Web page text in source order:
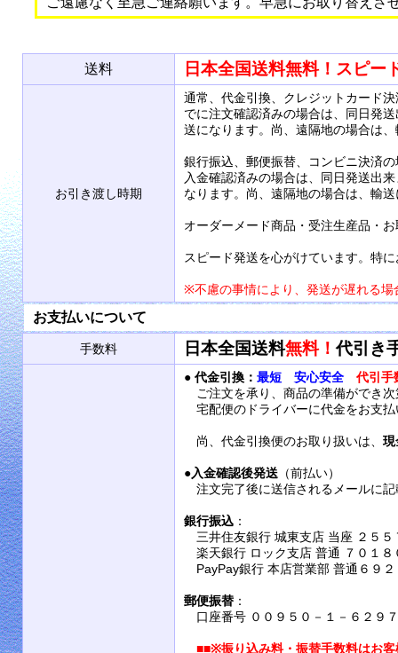
送料 日本全国送料無料！スピ
お引き渡し時期
通常、代金引換、クレジットカード
でに注文確認済みの場合は、同日発
送になります。尚、遠隔地の場合は
銀行振込、郵便振替、コンビニ決済
入金確認済みの場合は、同日発送出
なります。尚、遠隔地の場合は、輸
オーダーメード商品・受注生産品・
スピード発送を心がけています。特
※不慮の事情により、発送が遅れる場
お支払いについて
手数料 日本全国送料無料！代引き
● 代金引換： 最短 安心安全
代引手
ご注文を承り、商品の準備ができ
宅配便のドライバーに代金をお支
尚、代金引換便のお取り扱いは、 現
●入金確認後発送 （前払い）
注文完了後に送信されるメールに
銀行振込 ：
三井住友銀行 城東支店 当座 ２５５
楽天銀行 ロック支店 普通 ７０１８
PayPay銀行 本店営業部 普通６９
郵便振替 ：
口座番号 ００９５０－１－６２９
■■※振り込み料・振替手数料はお